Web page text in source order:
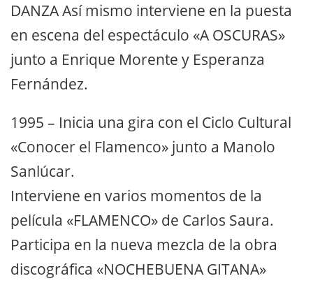
DANZA Así mismo interviene en la puesta
en escena del espectáculo «A OSCURAS»
junto a Enrique Morente y Esperanza
Fernández.
1995 – Inicia una gira con el Ciclo Cultural
«Conocer el Flamenco» junto a Manolo
Sanlúcar.
Interviene en varios momentos de la
película «FLAMENCO» de Carlos Saura.
Participa en la nueva mezcla de la obra
discográfica «NOCHEBUENA GITANA»